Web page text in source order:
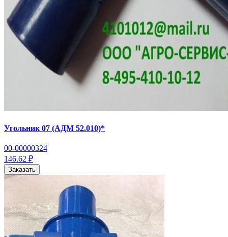
Угольник 07 (АДМ 52.010)*
00-00000324
146.62 ₽
Заказать